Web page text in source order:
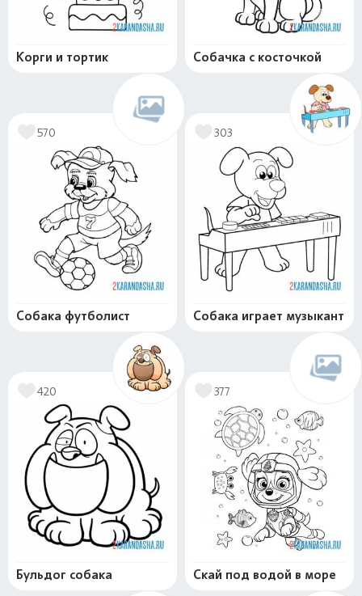
Корги и тортик Собачка с косточкой
570
Собака футболист
303
Собака играет музыкант
420
Бульдог собака
377
Скай под водой в море